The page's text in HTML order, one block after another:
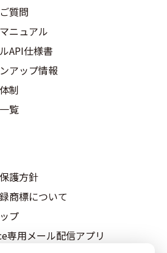
質問
ニュアル
API仕様書
アップ情報
制
覧
護方針
商標について
プ
専用メール配信アプリ